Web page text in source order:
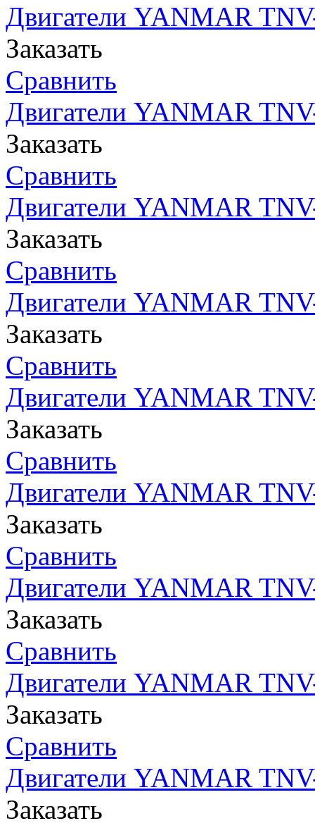
Двигатели YANMAR
Заказать
Сравнить
Двигатели YANMAR
Заказать
Сравнить
Двигатели YANMAR
Заказать
Сравнить
Двигатели YANMAR
Заказать
Сравнить
Двигатели YANMAR
Заказать
Сравнить
Двигатели YANMAR
Заказать
Сравнить
Двигатели YANMAR
Заказать
Сравнить
Двигатели YANMAR
Заказать
Сравнить
Двигатели YANMAR
Заказать